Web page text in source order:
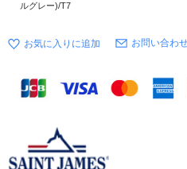
ルグレー)/T7
お問い合わ